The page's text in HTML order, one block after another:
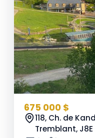
675 000 $
118, Ch. de
Tremblant, J8E